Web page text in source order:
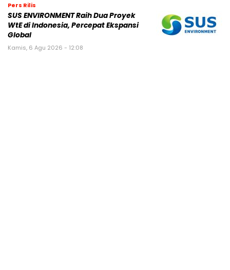
Pers Rilis
SUS ENVIRONMENT Raih Dua Proyek
WtE di Indonesia, Percepat Ekspansi
Global
Kamis, 6 Agu 2026 - 12:08